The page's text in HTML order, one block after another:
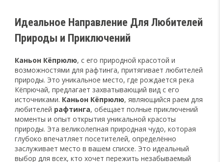
Идеальное Направление Для Любителей
Природы и Приключений
Каньон Кёпрюлю, с его природной красотой и
возможностями для рафтинга, притягивает любителей
природы. Это уникальное место, где рождается река
Кёпрючай, предлагает захватывающий вид с его
источниками. Каньон Кёпрюлю, являющийся раем для
любителей рафтинга, обещает полные приключений
моменты и опыт открытия уникальной красоты
природы. Эта великолепная природная чудо, которая
глубоко впечатляет посетителей, определённо
заслуживает место в вашем списке. Это идеальный
выбор для всех, кто хочет пережить незабываемый